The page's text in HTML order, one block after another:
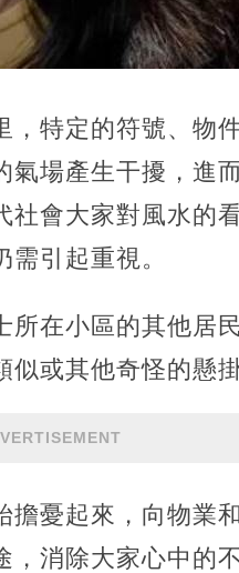
特定的符號、物
場產生干擾，進
會大家對風水的
引起重視。
在小區的其他居
或其他奇怪的懸掛
憂起來，向物業
消除大家心中的不